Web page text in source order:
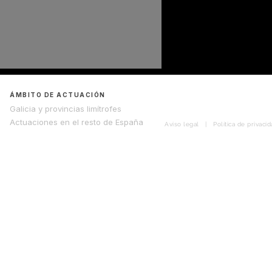
ÁMBITO DE ACTUACIÓN
Galicia y provincias limítrofes
Actuaciones en el resto de España
Aviso legal Política de